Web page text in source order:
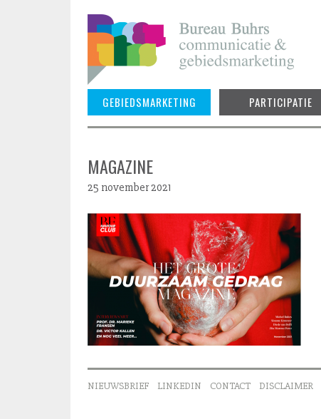
Skip
to
content
GEBIEDSMARKETING PARTICIPATIE
MAGAZINE
25 november 2021
NIEUWSBRIEF LINKEDIN CONTACT DISCLAIMER